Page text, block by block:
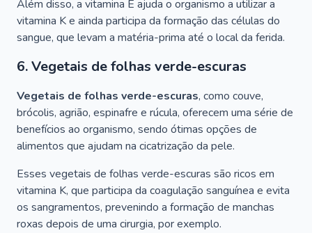
Além disso, a vitamina E ajuda o organismo a utilizar a
vitamina K e ainda participa da formação das células do
sangue, que levam a matéria-prima até o local da ferida.
6. Vegetais de folhas verde-escuras
Vegetais de folhas verde-escuras, como couve,
brócolis, agrião, espinafre e rúcula, oferecem uma série de
benefícios ao organismo, sendo ótimas opções de
alimentos que ajudam na cicatrização da pele.
Esses vegetais de folhas verde-escuras são ricos em
vitamina K, que participa da coagulação sanguínea e evita
os sangramentos, prevenindo a formação de manchas
roxas depois de uma cirurgia, por exemplo.